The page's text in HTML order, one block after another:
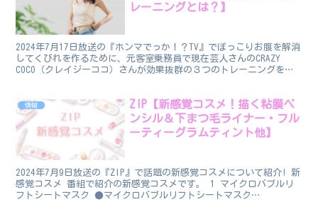
レーニングとは？】
2024年7月17日放送の『ホンマでっか！？TV』でぽっこりお腹を解消
してくびれを作るために、元客室乗務員で現在芸人さんのCRAZY
COCO（クレイジーココ）さんが効果抜群の３つのトレーニングを３
情報
ZIP【新感覚コスメ！描く粘膜ペ
ンシル＆下まつ毛ライナー・フル
ーティーグラムティント他】
2024年7月9日放送の『ZIP』で話題の新感覚コスメについて紹介! 新
感覚コスメ 番組で紹介の新感覚コスメです。 1 マイクロバブルリ
フトシートマスク ●マイクロバブルリフトシートマスク